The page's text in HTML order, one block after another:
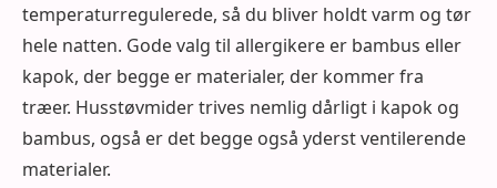
temperaturregulerede, så du bliver holdt varm og tør
hele natten. Gode valg til allergikere er bambus eller
kapok, der begge er materialer, der kommer fra
træer. Husstøvmider trives nemlig dårligt i kapok og
bambus, også er det begge også yderst ventilerende
materialer.